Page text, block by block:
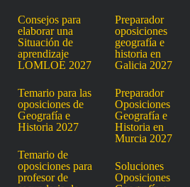
Consejos para
elaborar una
Situación de
aprendizaje
LOMLOE 2027
Temario para las
oposiciones de
Geografía e
Historia 2027
Temario de
oposiciones para
profesor de
Preparador
oposiciones
geografía e
historia en
Galicia 2027
Preparador
Oposiciones
Geografía e
Historia en
Murcia 2027
Soluciones
Oposiciones